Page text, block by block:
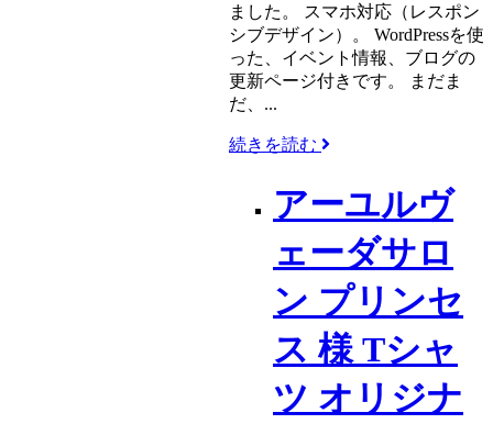
ました。 スマホ対応（レスポン
シブデザイン）。 WordPressを使
った、イベント情報、ブログの
更新ページ付きです。 まだま
だ、...
続きを読む
アーユルヴ
ェーダサロ
ン プリンセ
ス 様 Tシャ
ツ オリジナ